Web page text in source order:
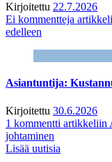
Kirjoitettu 22.7.2026
Ei kommentteja
edelleen
Asiantuntija:
Kirjoitettu 30.6.2026
1 kommentti artikkeliin
johtaminen
Lisää uutisia